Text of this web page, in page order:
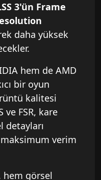
3'ün Frame
daha yüksek
hem de AMD
bir oyun
kalitesi
ve FSR, kare
detayları
verim
hem görsel